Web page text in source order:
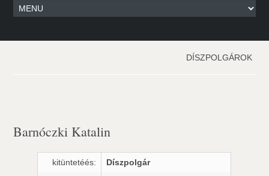
DÍSZPOLGÁROK
Barnóczki Katalin
kitüntetéés:
Díszpolgár